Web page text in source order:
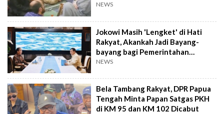
NEWS
Jokowi Masih 'Lengket' di Hati
Rakyat, Akankah Jadi Bayang-
bayang bagi Pemerintahan
Prabowo?
NEWS
Bela Tambang Rakyat, DPR Papua
Tengah Minta Papan Satgas PKH
di KM 95 dan KM 102 Dicabut